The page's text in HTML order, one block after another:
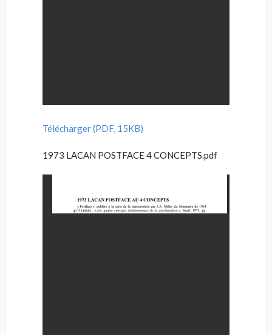
Télécharger (PDF, 15KB)
1973 LACAN POSTFACE 4 CONCEPTS.pdf